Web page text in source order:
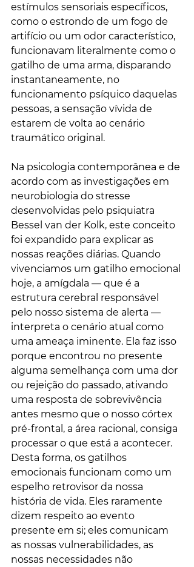
estímulos sensoriais específicos,
como o estrondo de um fogo de
artifício ou um odor característico,
funcionavam literalmente como o
gatilho de uma arma, disparando
instantaneamente, no
funcionamento psíquico daquelas
pessoas, a sensação vívida de
estarem de volta ao cenário
traumático original.
Na psicologia contemporânea e de
acordo com as investigações em
neurobiologia do stresse
desenvolvidas pelo psiquiatra
Bessel van der Kolk, este conceito
foi expandido para explicar as
nossas reações diárias. Quando
vivenciamos um gatilho emocional
hoje, a amígdala — que é a
estrutura cerebral responsável
pelo nosso sistema de alerta —
interpreta o cenário atual como
uma ameaça iminente. Ela faz isso
porque encontrou no presente
alguma semelhança com uma dor
ou rejeição do passado, ativando
uma resposta de sobrevivência
antes mesmo que o nosso córtex
pré-frontal, a área racional, consiga
processar o que está a acontecer.
Desta forma, os gatilhos
emocionais funcionam como um
espelho retrovisor da nossa
história de vida. Eles raramente
dizem respeito ao evento
presente em si; eles comunicam
as nossas vulnerabilidades, as
nossas necessidades não